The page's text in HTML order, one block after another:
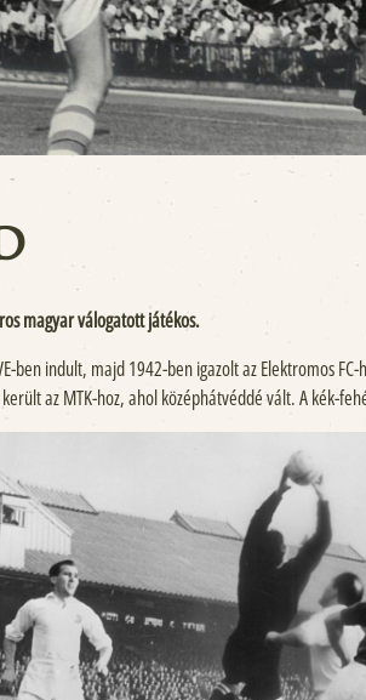
magyar válogatott játékos.
indult, majd 1942-ben igazolt az Elektromos
az MTK-hoz, ahol középhátvéddé vált. A kék-